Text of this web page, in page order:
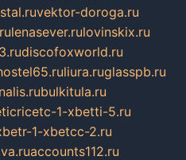
vektor-doroga.ru
lenasever.rulovinskix.ru
discofoxworld.ru
liura.ruglasspb.ru
bulkitula.ru
1-xbetti-5.ru
1-xbetcc-2.ru
accounts112.ru